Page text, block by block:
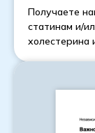
Получаете
статинам и/
холестерина